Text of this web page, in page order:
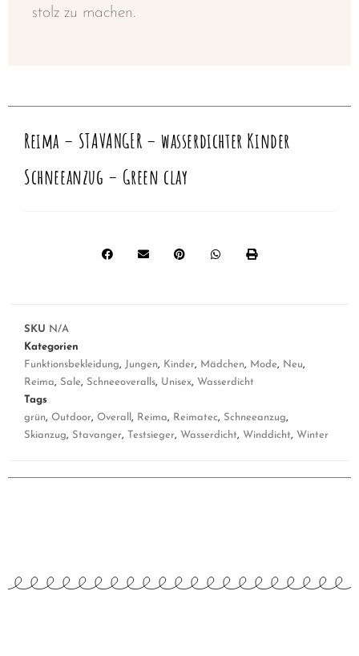
stolz zu machen.
Reima – STAVANGER – wasserdichter Kinder
Schneeanzug – Green clay
SKU N/A
Kategorien
Funktionsbekleidung, Jungen, Kinder, Mädchen, Mode, Neu,
Reima, Sale, Schneeoveralls, Unisex, Wasserdicht
Tags
grün, Outdoor, Overall , Reima, Reimatec, Schneeanzug,
Skianzug, Stavanger, Testsieger, Wasserdicht, Winddicht, Winter